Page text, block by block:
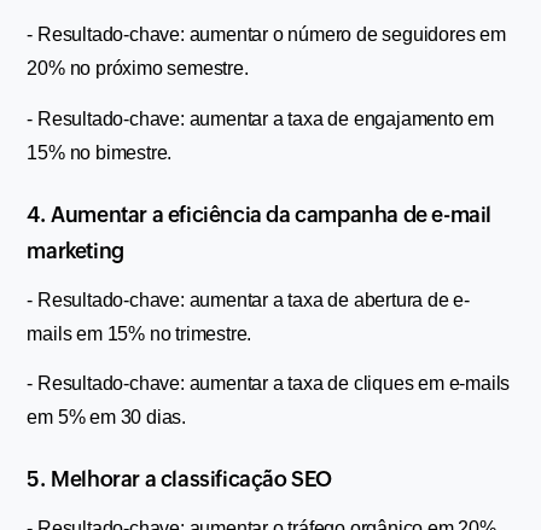
- Resultado-chave: aumentar o número de seguidores em
20% no próximo semestre.
- Resultado-chave: aumentar a taxa de engajamento em
15% no bimestre.
4. Aumentar a eficiência da campanha de e-mail
marketing
- Resultado-chave: aumentar a taxa de abertura de e-
mails em 15% no trimestre.
- Resultado-chave: aumentar a taxa de cliques em e-mails
em 5% em 30 dias.
5. Melhorar a classificação SEO